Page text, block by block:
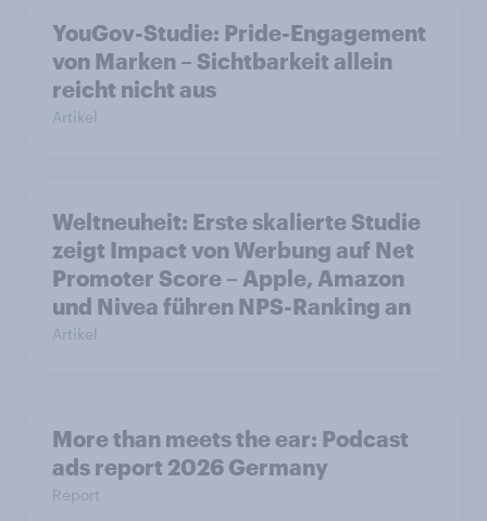
YouGov-Studie: Pride-Engagement
von Marken – Sichtbarkeit allein
reicht nicht aus
Artikel
Weltneuheit: Erste skalierte Studie
zeigt Impact von Werbung auf Net
Promoter Score – Apple, Amazon
und Nivea führen NPS-Ranking an
Artikel
More than meets the ear: Podcast
ads report 2026 Germany
Report